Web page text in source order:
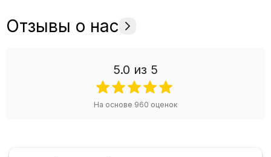
Отзывы о нас
5.0 из 5
На основе 960 оценок